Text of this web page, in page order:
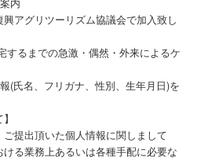
アグリツーリズム協議会で加入致し
するまでの急激・偶然・外来によるケ
(氏名、フリガナ、性別、生年月日)を
提出頂いた個人情報に関しまして
る業務上あるいは各種手配に必要な